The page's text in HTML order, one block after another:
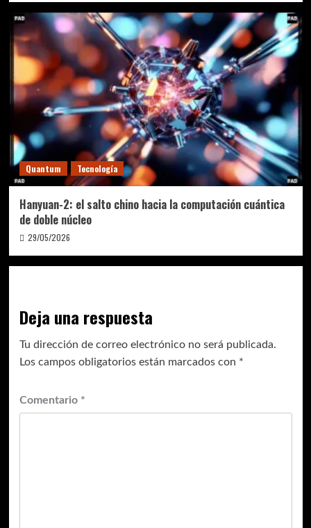
Quantum Tecnología
Hanyuan-2: el salto chino hacia la computación cuántica
de doble núcleo
29/05/2026
Deja una respuesta
Tu dirección de correo electrónico no será publicada.
Los campos obligatorios están marcados con *
Comentario *